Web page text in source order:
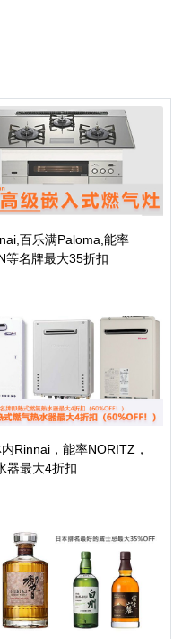
百乐满Paloma,能率
等名牌最大35折扣
Rinnai，能率NORITZ，
器最大4折扣